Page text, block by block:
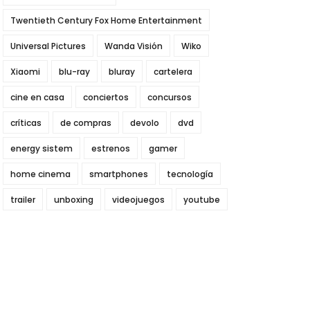
Twentieth Century Fox Home Entertainment
Universal Pictures Wanda Visión Wiko
Xiaomi blu-ray bluray cartelera
cine en casa conciertos concursos
críticas de compras devolo dvd
energy sistem estrenos gamer
home cinema smartphones tecnología
trailer unboxing videojuegos youtube